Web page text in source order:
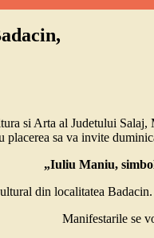
si Arta al Judetului
sa va invite
„Iuliu Maniu,
din localitatea Badacin.
Manifestarile se